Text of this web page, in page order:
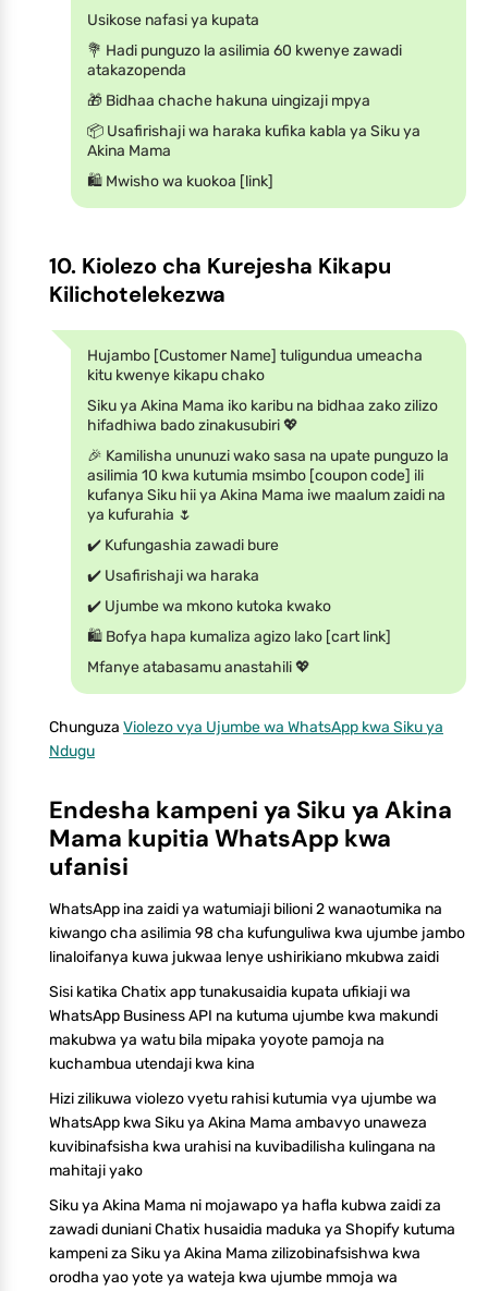
Usikose nafasi ya kupata
💐 Hadi punguzo la asilimia 60 kwenye zawadi
atakazopenda
🎁 Bidhaa chache hakuna uingizaji mpya
📦 Usafirishaji wa haraka kufika kabla ya Siku ya
Akina Mama
🛍️ Mwisho wa kuokoa [link]
10. Kiolezo cha Kurejesha Kikapu
Kilichotelekezwa
Hujambo [Customer Name] tuligundua umeacha
kitu kwenye kikapu chako
Siku ya Akina Mama iko karibu na bidhaa zako zilizo
hifadhiwa bado zinakusubiri 💖
🎉 Kamilisha ununuzi wako sasa na upate punguzo la
asilimia 10 kwa kutumia msimbo [coupon code] ili
kufanya Siku hii ya Akina Mama iwe maalum zaidi na
ya kufurahia 🌷
✔️ Kufungashia zawadi bure
✔️ Usafirishaji wa haraka
✔️ Ujumbe wa mkono kutoka kwako
🛍️ Bofya hapa kumaliza agizo lako [cart link]
Mfanye atabasamu anastahili 💖
Chunguza Violezo vya Ujumbe wa WhatsApp kwa Siku ya
Ndugu
Endesha kampeni ya Siku ya Akina
Mama kupitia WhatsApp kwa
ufanisi
WhatsApp ina zaidi ya watumiaji bilioni 2 wanaotumika na
kiwango cha asilimia 98 cha kufunguliwa kwa ujumbe jambo
linaloifanya kuwa jukwaa lenye ushirikiano mkubwa zaidi
Sisi katika Chatix app tunakusaidia kupata ufikiaji wa
WhatsApp Business API na kutuma ujumbe kwa makundi
makubwa ya watu bila mipaka yoyote pamoja na
kuchambua utendaji kwa kina
Hizi zilikuwa violezo vyetu rahisi kutumia vya ujumbe wa
WhatsApp kwa Siku ya Akina Mama ambavyo unaweza
kuvibinafsisha kwa urahisi na kuvibadilisha kulingana na
mahitaji yako
Siku ya Akina Mama ni mojawapo ya hafla kubwa zaidi za
zawadi duniani Chatix husaidia maduka ya Shopify kutuma
kampeni za Siku ya Akina Mama zilizobinafsishwa kwa
orodha yao yote ya wateja kwa ujumbe mmoja wa